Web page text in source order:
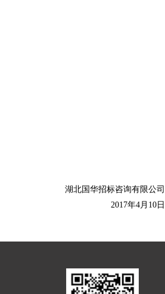
湖北国华招标咨询有限公司
2017年4月10日